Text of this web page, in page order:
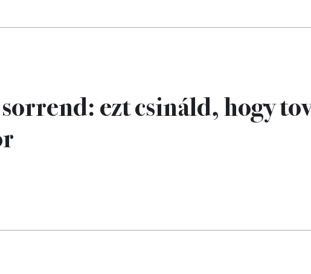
ezt csináld, hogy